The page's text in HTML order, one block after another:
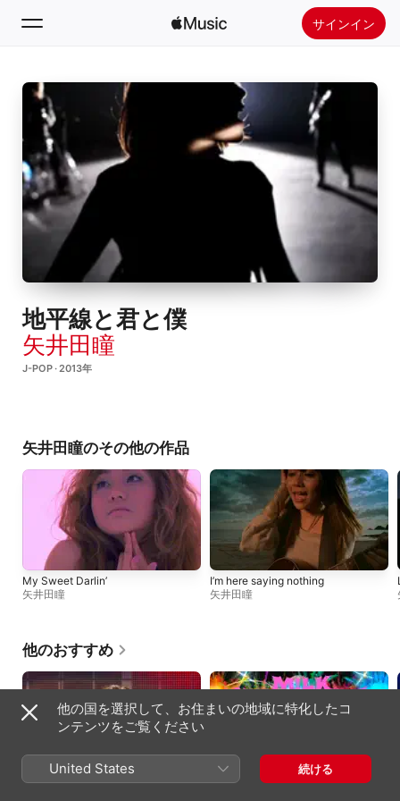
サインイン
検索
ホーム
新着おすすめ
ラジオ
Apple Musicをインストール
地平線と君と僕
矢井田瞳
J-POP · 2013年
矢井田瞳のその他の作品
My Sweet Darlin’
矢井田瞳
I’m here saying nothing
矢井田瞳
他のおすすめ
好きすぎて滅! (from M!LK ARENA
爆裂愛してる
他の国を選択して、お住まいの地域に特化したコ
ンテンツをご覧ください
United States 続ける